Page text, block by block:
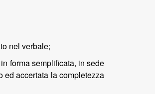
nel verbale;
forma semplificata, in sede
ed accertata la completezza